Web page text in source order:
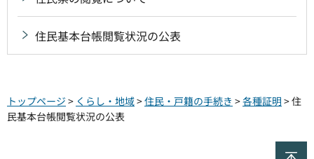
住民基本台帳閲覧状況の公表
トップページ > くらし・地域>住民・戸籍の手続き >各種証明 > 住
民基本台帳閲覧状況の公表